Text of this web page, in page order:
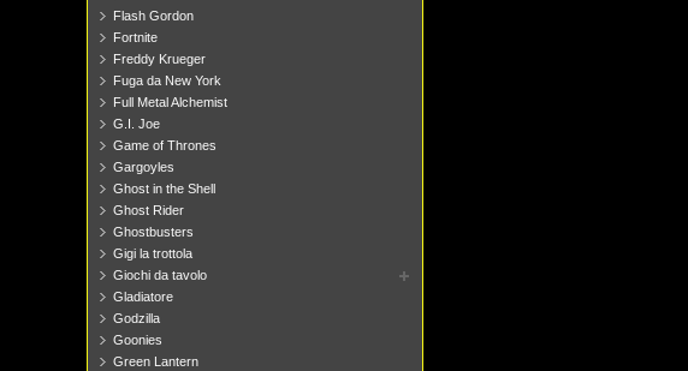
Flash Gordon
Fortnite
Freddy Krueger
Fuga da New York
Full Metal Alchemist
G.I. Joe
Game of Thrones
Gargoyles
Ghost in the Shell
Ghost Rider
Ghostbusters
Gigi la trottola
Giochi da tavolo
Gladiatore
Godzilla
Goonies
Green Lantern